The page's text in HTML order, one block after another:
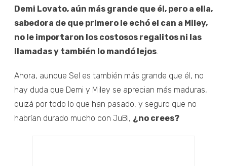
Demi Lovato, aún más grande que él, pero a ella,
sabedora de que primero le echó el can a Miley,
no le importaron los costosos regalitos ni las
llamadas y también lo mandó lejos
Ahora, aunque Sel es también más grande que él, no
hay duda que Demi y Miley se aprecian más maduras,
quizá por todo lo que han pasado, y seguro que no
habrían durado mucho con JuBi, ¿no crees?